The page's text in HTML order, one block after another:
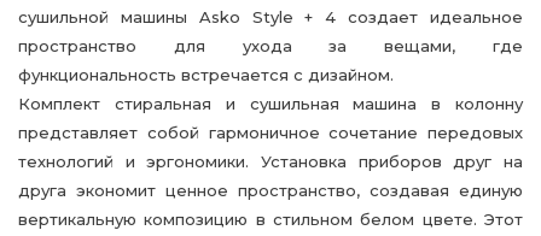
сушильной машины Asko Style + 4 создает идеальное
пространство для ухода за вещами, где
функциональность встречается с дизайном.
Комплект стиральная и сушильная машина в колонну
представляет собой гармоничное сочетание передовых
технологий и эргономики. Установка приборов друг на
друга экономит ценное пространство, создавая единую
вертикальную композицию в стильном белом цвете. Этот